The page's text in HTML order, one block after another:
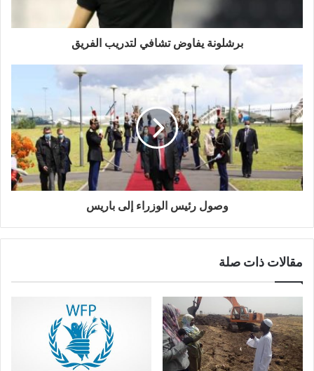
برشلونة يفاوض تشافي لتدريب الفريق
وصول رئيس الوزراء إلى باريس
مقالات ذات صلة